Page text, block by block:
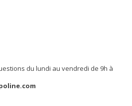
du lundi au vendredi de 9h à